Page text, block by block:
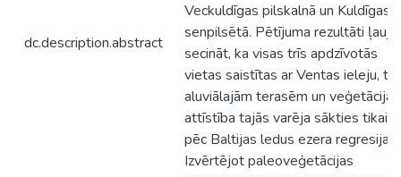
dc.description.abstract
Veckuldīgas pilskalnā un Kuldīgas
senpilsētā. Pētījuma rezultāti ļauj
secināt, ka visas trīs apdzīvotās
vietas saistītas ar Ventas ieleju,
aluviālajām terasēm un veģetācijas
attīstība tajās varēja sākties tikai
pēc Baltijas ledus ezera regresijas.
Izvērtējot paleoveģetācijas